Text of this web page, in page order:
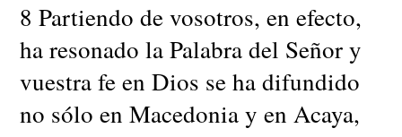
8 Partiendo de vosotros, en efecto,
ha resonado la Palabra del Señor y
vuestra fe en Dios se ha difundido
no sólo en Macedonia y en Acaya,